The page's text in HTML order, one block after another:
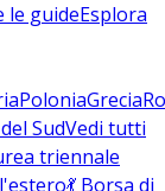
le guideEsplora
PoloniaGrecia
SudVedi tutti
triennale
💃 Borsa di